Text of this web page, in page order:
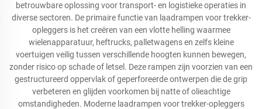
betrouwbare oplossing voor transport- en logistieke operaties in
diverse sectoren. De primaire functie van laadrampen voor trekker-
opleggers is het creëren van een vlotte helling waarmee
wielenapparatuur, heftrucks, palletwagens en zelfs kleine
voertuigen veilig tussen verschillende hoogten kunnen bewegen,
zonder risico op schade of letsel. Deze rampen zijn voorzien van een
gestructureerd oppervlak of geperforeerde ontwerpen die de grip
verbeteren en glijden voorkomen bij natte of olieachtige
omstandigheden. Moderne laadrampen voor trekker-opleggers